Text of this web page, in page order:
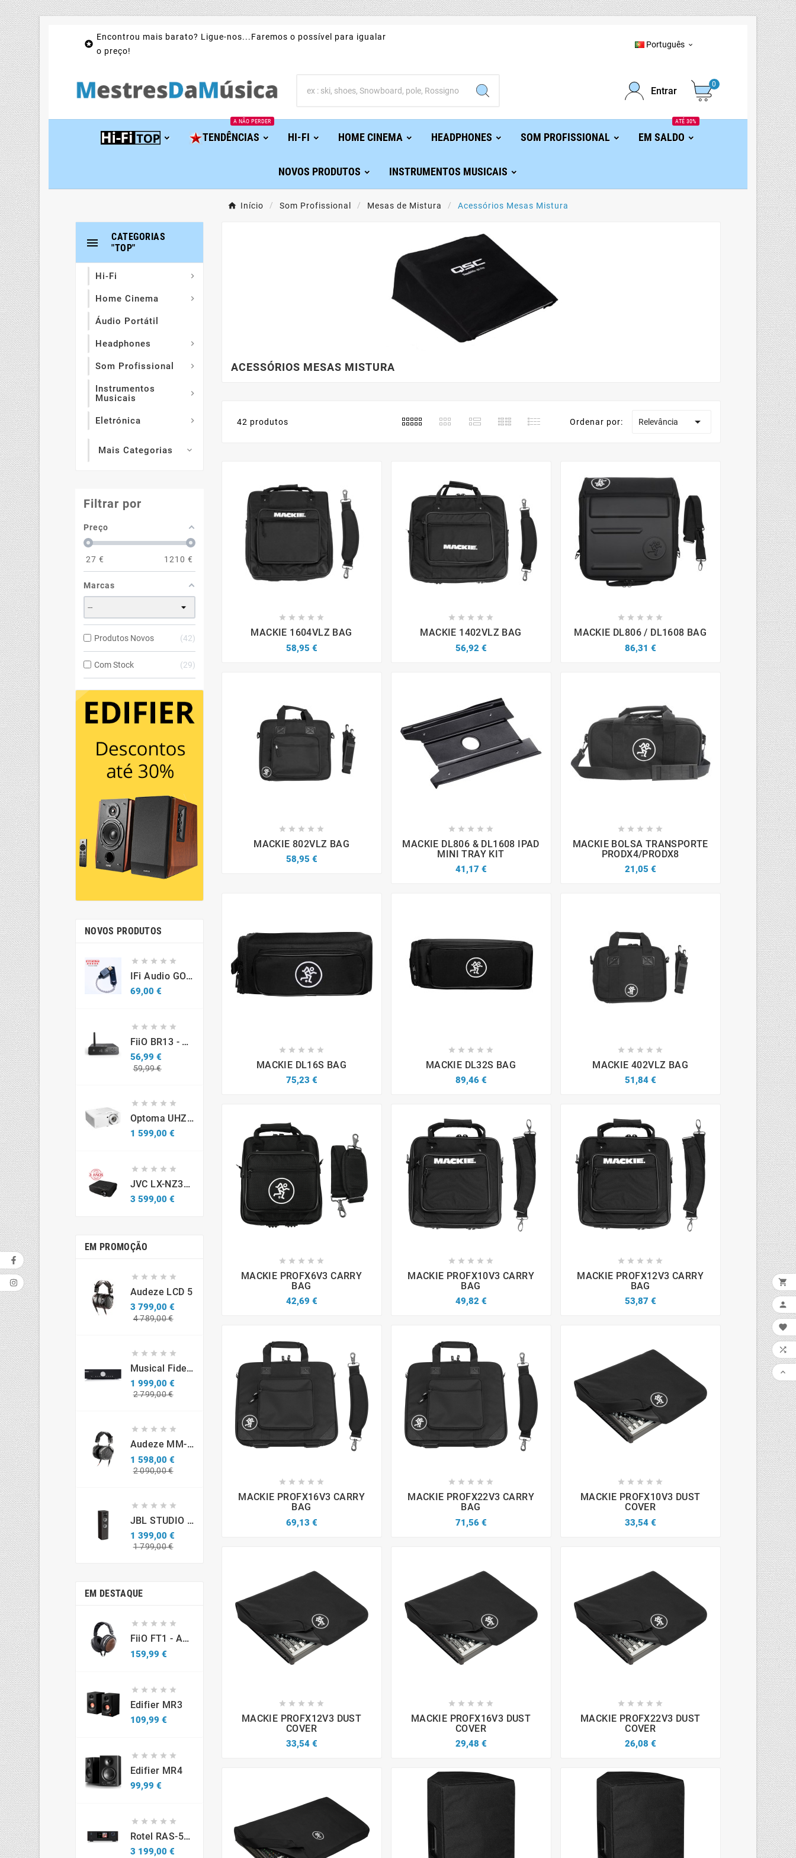

Encontrou mais barato? Ligue-nos...Faremos o possível para igualar
o preço!
Português 
Entrar
0
TENDÊNCIAS
A NÃO PERDER
HI-FI HOME CINEMA HEADPHONES SOM PROFISSIONAL EM SALDO
ATÉ 30%
NOVOS PRODUTOS INSTRUMENTOS MUSICAIS
Início Som Profissional Mesas de Mistura Acessórios Mesas Mistura
CATEGORIAS
"TOP"

Hi-Fi 
Home Cinema 
Áudio Portátil
Headphones 
Som Profissional 
Instrumentos
Musicais

Eletrónica 
Mais Categorias 
Filtrar por
Preço
27 € 1210 €
Marcas
Produtos Novos 42
Com Stock 29
NOVOS PRODUTOS
    
IFi Audio GO Link 2 – DAC USB-C Hi-Res Portátil Para Smartphones, Tablets E Computadores
69,00 €Preço
    
FiiO BR13 - DAC Recetor Bluetooth - Promo
56,99 €
59,99 €
    
Optoma UHZ67-W Projetor Laser 4K UHD 4300 Lúmenes Branco
1 599,00 €Preço
    
JVC LX-NZ3B - Projetor Laser 4K HDR (Caixa Aberta / Demonstração)
3 599,00 €Preço
EM PROMOÇÃO
    
Audeze LCD 5
3 799,00 €
4 789,00 €
    
Musical Fidelity M6si
1 999,00 €
2 799,00 €
    
Audeze MM-500 Professional Headphones
1 598,00 €
2 090,00 €
    
JBL STUDIO S690 (par)
1 399,00 €
1 799,00 €
EM DESTAQUE
    
FiiO FT1 - Auscultadores Over Hear Fechados
159,99 €Preço
    
Edifier MR3
109,99 €Preço
    
Edifier MR4
99,99 €Preço
    
Rotel RAS-5000
3 199,00 €Preço
ACESSÓRIOS MESAS MISTURA
42 produtos Ordenar por: Relevância 
    
MACKIE 1604VLZ BAG
58,95 €
    
MACKIE 1402VLZ BAG
56,92 €
    
MACKIE DL806 / DL1608 BAG
86,31 €
 
    
MACKIE 802VLZ BAG
58,95 €
 
    
MACKIE DL806 & DL1608 IPAD
MINI TRAY KIT
41,17 €
 
    
MACKIE BOLSA TRANSPORTE
PRODX4/PRODX8
21,05 €
    
MACKIE DL16S BAG
75,23 €
    
MACKIE DL32S BAG
89,46 €
    
MACKIE 402VLZ BAG
51,84 €
    
MACKIE PROFX6V3 CARRY
BAG
42,69 €
    
MACKIE PROFX10V3 CARRY
BAG
49,82 €
    
MACKIE PROFX12V3 CARRY
BAG
53,87 €
    
MACKIE PROFX16V3 CARRY
BAG
69,13 €
    
MACKIE PROFX22V3 CARRY
BAG
71,56 €
    
MACKIE PROFX10V3 DUST
COVER
33,54 €
 
    
MACKIE PROFX12V3 DUST
COVER
33,54 €
 
    
MACKIE PROFX16V3 DUST
COVER
29,48 €
 
    
MACKIE PROFX22V3 DUST
COVER
26,08 €




